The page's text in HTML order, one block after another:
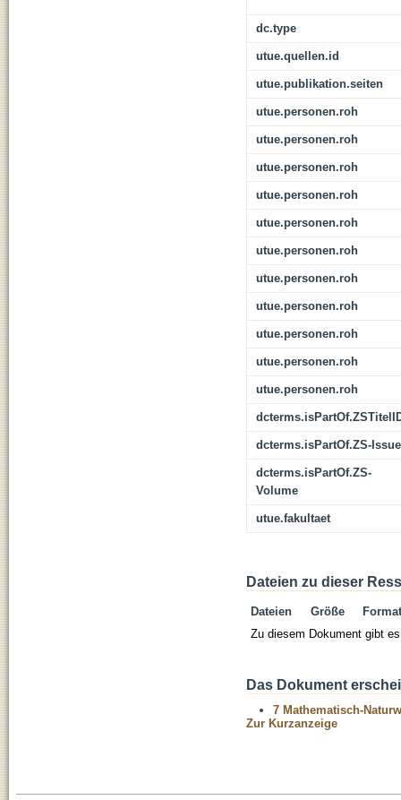
dc.type
utue.quellen.id
utue.publikation.seiten
utue.personen.roh
utue.personen.roh
utue.personen.roh
utue.personen.roh
utue.personen.roh
utue.personen.roh
utue.personen.roh
utue.personen.roh
utue.personen.roh
utue.personen.roh
utue.personen.roh
dcterms.isPartOf.ZS-Issue
dcterms.isPartOf.ZS-
Volume
utue.fakultaet
Dateien zu dieser
Dateien Größe
Format
Zu diesem Dokument gibt
Das Dokument
7 Mathematisch-
Zur Kurzanzeige